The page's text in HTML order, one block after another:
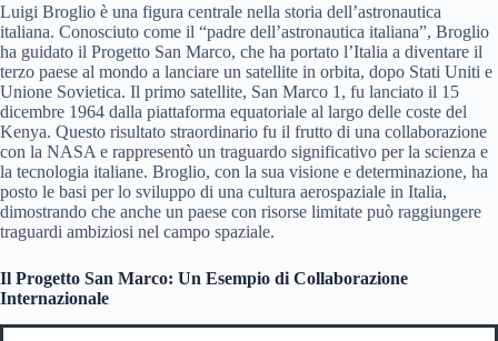
Luigi Broglio è una figura centrale nella storia dell’astronautica
italiana. Conosciuto come il “padre dell’astronautica italiana”, Broglio
ha guidato il Progetto San Marco, che ha portato l’Italia a diventare il
terzo paese al mondo a lanciare un satellite in orbita, dopo Stati Uniti e
Unione Sovietica. Il primo satellite, San Marco 1, fu lanciato il 15
dicembre 1964 dalla piattaforma equatoriale al largo delle coste del
Kenya. Questo risultato straordinario fu il frutto di una collaborazione
con la NASA e rappresentò un traguardo significativo per la scienza e
la tecnologia italiane. Broglio, con la sua visione e determinazione, ha
posto le basi per lo sviluppo di una cultura aerospaziale in Italia,
dimostrando che anche un paese con risorse limitate può raggiungere
traguardi ambiziosi nel campo spaziale.
Il Progetto San Marco: Un Esempio di Collaborazione
Internazionale